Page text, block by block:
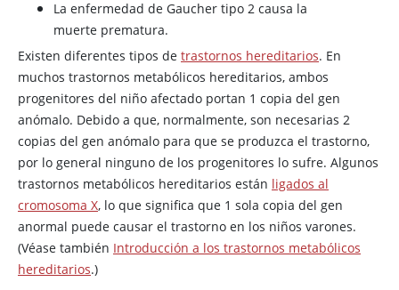
La enfermedad de Gaucher tipo 2 causa la
muerte prematura.
Existen diferentes tipos de trastornos hereditarios. En
muchos trastornos metabólicos hereditarios, ambos
progenitores del niño afectado portan 1 copia del gen
anómalo. Debido a que, normalmente, son necesarias 2
copias del gen anómalo para que se produzca el trastorno,
por lo general ninguno de los progenitores lo sufre. Algunos
trastornos metabólicos hereditarios están ligados al
cromosoma X, lo que significa que 1 sola copia del gen
anormal puede causar el trastorno en los niños varones.
(Véase también Introducción a los trastornos metabólicos
hereditarios.)